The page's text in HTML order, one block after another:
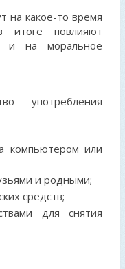
на какое-то время
итоге повлияют
и на моральное
употребления
компьютером или
и родными;
средств;
для снятия